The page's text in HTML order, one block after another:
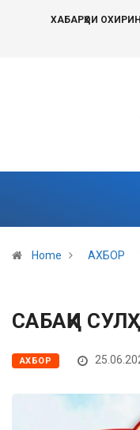
ХАБАРҲОИ
Home АХБОР
САБАҚИ
АХБОР